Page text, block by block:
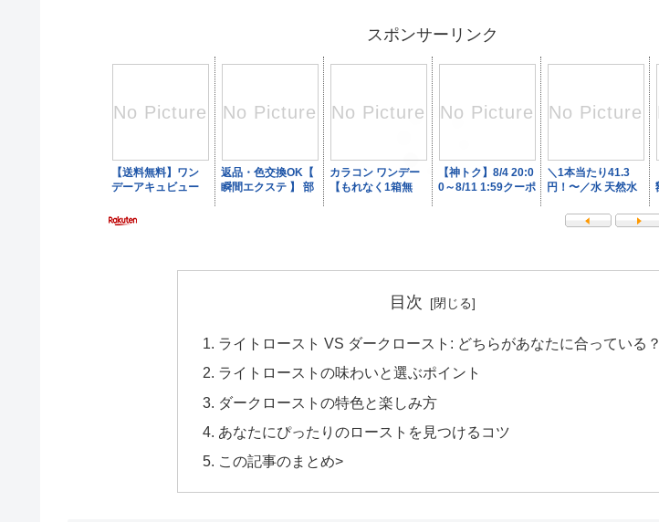
スポンサーリンク
目次
ライトロースト VS ダークロースト: どちらがあなたに合っている？
ライトローストの味わいと選ぶポイント
ダークローストの特色と楽しみ方
あなたにぴったりのローストを見つけるコツ
この記事のまとめ>